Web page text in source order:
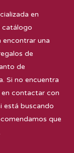
en
catálogo
una
de
de
Si no encuentra
contactar con
está buscando
que